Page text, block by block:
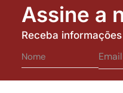
Assine a
Receba